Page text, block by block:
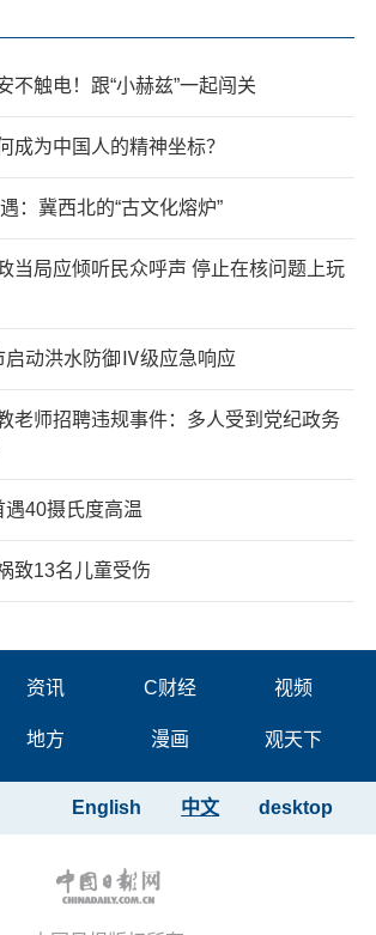
不触电！跟“小赫兹”一起闯关
成为中国人的精神坐标？
遇：冀西北的“古文化熔炉”
当局应倾听民众呼声 停止在核问题上玩
启动洪水防御Ⅳ级应急响应
老师招聘违规事件：多人受到党纪政务
40摄氏度高温
致13名儿童受伤
资讯 C财经 视频
地方 漫画 观天下
desktop
中文
English